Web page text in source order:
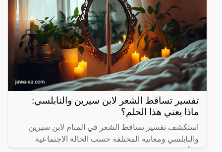
تفسير تساقط الشعر لابن سيرين والنابلسي:
ماذا يعني هذا الحلم؟
استكشف تفسير تساقط الشعر في المنام لابن سيرين
والنابلسي ومعانيه المختلفة حسب الحالة الاجتماعية